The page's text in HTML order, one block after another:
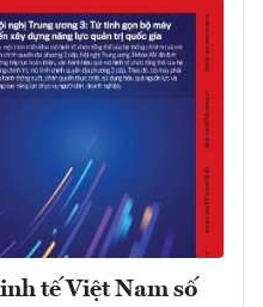
tế Việt Nam số